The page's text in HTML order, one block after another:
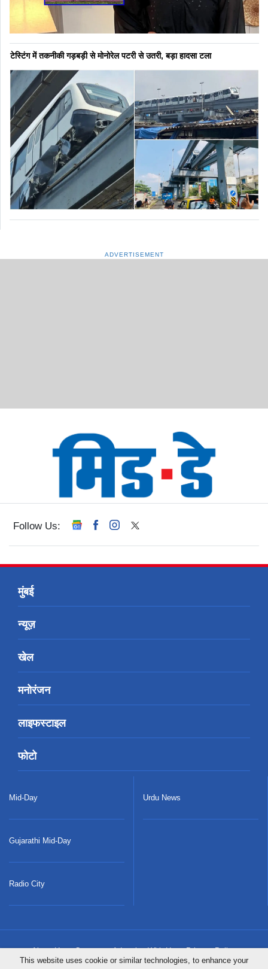
टेस्टिंग में तकनीकी गड़बड़ी से मोनोरेल पटरी से उतरी, बड़ा हादसा टला
ADVERTISEMENT
Follow Us:
मुंबई
न्यूज़
खेल
मनोरंजन
लाइफस्टाइल
फोटो
Mid-Day
Gujarathi Mid-Day
Radio City
Urdu News
About Us Careers Advertise With Us Privacy Policy
This website uses cookie or similar technologies, to enhance your